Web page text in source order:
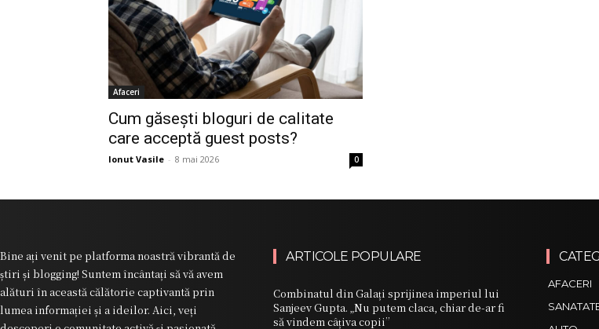
Afaceri
Cum găsești bloguri de calitate
care acceptă guest posts?
Ionut Vasile - 8 mai 2026 0
Bine ați venit pe platforma noastră vibrantă de
știri și blogging! Suntem încântați să vă avem
alături în această călătorie captivantă prin
lumea informației și a ideilor. Aici, veți
ARTICOLE POPULARE
Combinatul din Galați sprijinea imperiul lui
Sanjeev Gupta. „Nu putem claca, chiar de-ar fi
să vindem câțiva copii”
AFACERI